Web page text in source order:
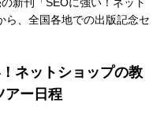
新刊「SEOに強い！ネット
ら、全国各地での出版記念セ
ネットショップの教
アー日程